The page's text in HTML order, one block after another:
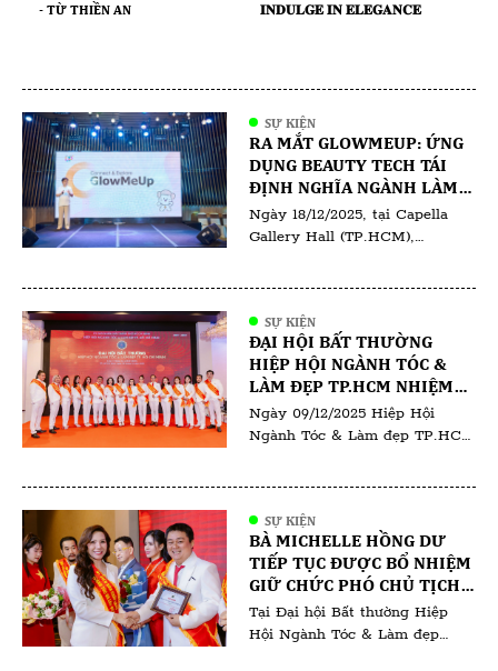
- TỪ THIỀN AN
𝐈𝐍𝐃𝐔𝐋𝐆𝐄 𝐈𝐍 𝐄𝐋𝐄𝐆𝐀𝐍𝐂𝐄
SỰ KIỆN
RA MẮT GLOWMEUP: ỨNG
DỤNG BEAUTY TECH TÁI
ĐỊNH NGHĨA NGÀNH LÀM
ĐẸP TẠI VIỆT NAM
Ngày 18/12/2025, tại Capella
Gallery Hall (TP.HCM),
quan trọng trong việc ứng
dụng công nghệ vào ngành làm
đẹp và chăm sóc sức khỏe tại
Việt Nam. Sự kiện quy tụ các
doanh nghiệp làm đẹp, đối tác
[…]
SỰ KIỆN
ĐẠI HỘI BẤT THƯỜNG
HIỆP HỘI NGÀNH TÓC &
LÀM ĐẸP TP.HCM NHIỆM
KỲ I (2025–2030)
Ngày 09/12/2025 Hiệp Hội
Ngành Tóc & Làm đẹp TP.HCM
của đông đảo hội viên, các
chuyên gia trong ngành cùng
đại diện salon, học viện đào tạo
và doanh nghiệp hoạt động
trong lĩnh […]
SỰ KIỆN
BÀ MICHELLE HỒNG DƯ
TIẾP TỤC ĐƯỢC BỔ NHIỆM
GIỮ CHỨC PHÓ CHỦ TỊCH
ĐÀO TẠO NGÀNH LÀM ĐẸP -
HIỆP HỘI NGÀNH TÓC &
Tại Đại hội Bất thường Hiệp
Hội Ngành Tóc & Làm đẹp